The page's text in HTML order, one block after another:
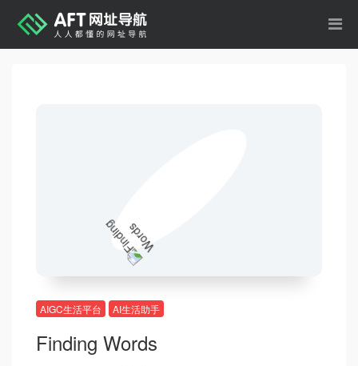
AIGC生活平台 AI生活助手
Finding Words